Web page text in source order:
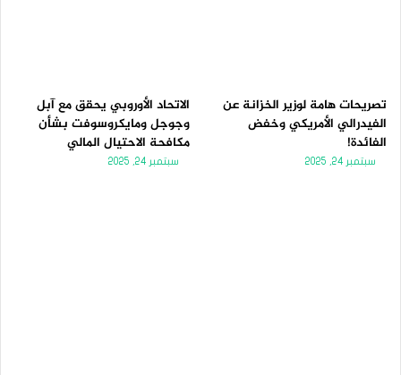
تصريحات هامة لوزير الخزانة عن
الفيدرالي الأمريكي وخفض
الفائدة!
سبتمبر 24, 2025
الاتحاد الأوروبي يحقق مع آبل
وجوجل ومايكروسوفت بشأن
مكافحة الاحتيال المالي
سبتمبر 24, 2025